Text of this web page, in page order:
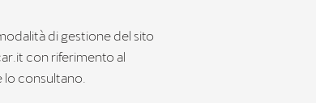
di gestione del sito
con riferimento al
consultano.